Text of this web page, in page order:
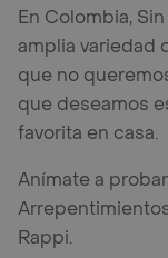
En Colombia,
amplia variedad
que no
que deseamos
favorita en casa.
Anímate a
Rappi.